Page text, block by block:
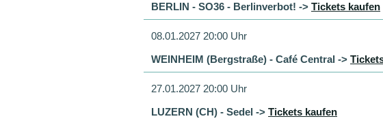
BERLIN - SO36 - Berlinverbot! -> Tickets kaufen
08.01.2027 20:00 Uhr
WEINHEIM (Bergstraße) - Café Central ->
27.01.2027 20:00 Uhr
LUZERN (CH) - Sedel -> Tickets kaufen